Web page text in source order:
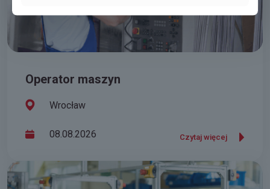
Operator maszyn
Wrocław
08.08.2026 Czytaj więcej